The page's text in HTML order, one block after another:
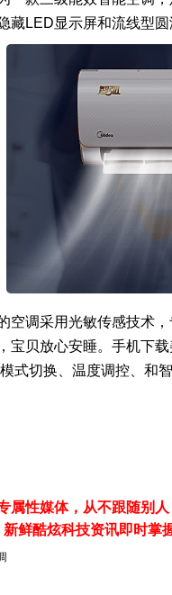
藏LED显示屏和流线型
空调采用光敏传感技术
宝贝放心安睡。手机下
式切换、温度调控、和
属性媒体，从不跟随别
鲜酷炫科技资讯即时掌握